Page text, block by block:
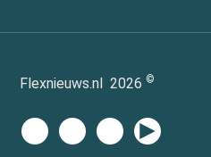
Flexnieuws.nl 2026 ©